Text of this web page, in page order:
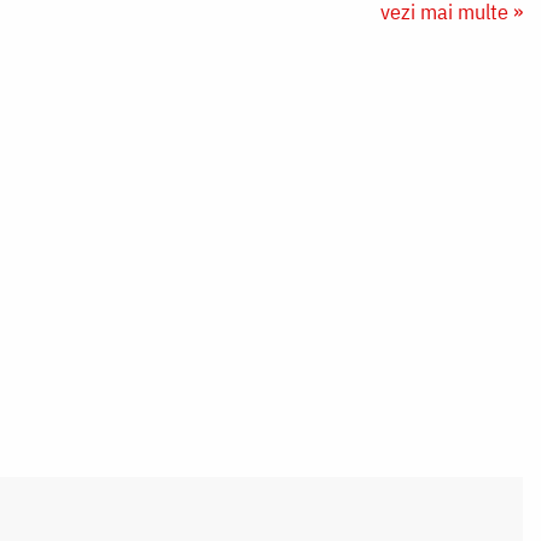
vezi mai multe »